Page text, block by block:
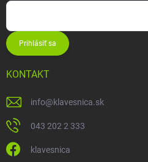
Prihlásiť sa
KONTAKT
info@klavesnica.sk
043 202 2 333
klavesnica